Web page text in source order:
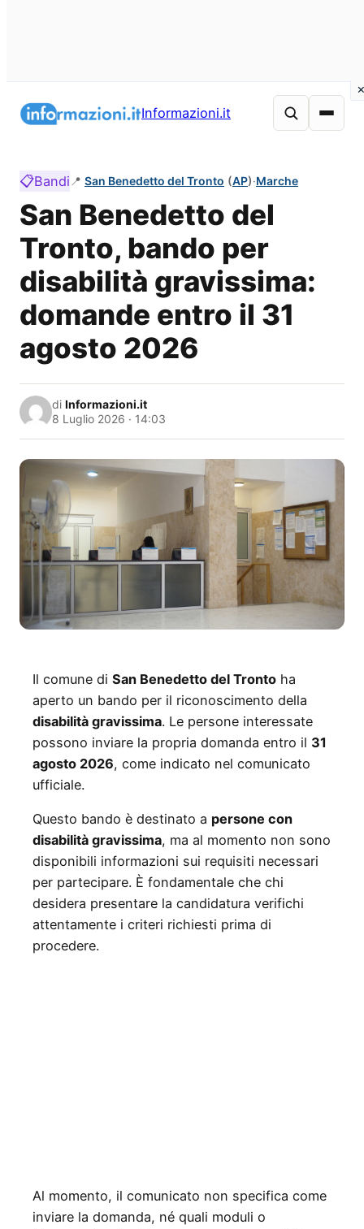
Informazioni.it
📋Bandi 📍 San Benedetto del Tronto (AP)·Marche
San Benedetto del
Tronto, bando per
disabilità gravissima:
domande entro il 31
agosto 2026
di Informazioni.it
8 Luglio 2026 · 14:03
Il comune di San Benedetto del Tronto ha
aperto un bando per il riconoscimento della
disabilità gravissima. Le persone interessate
possono inviare la propria domanda entro il 31
agosto 2026, come indicato nel comunicato
ufficiale.
Questo bando è destinato a persone con
disabilità gravissima, ma al momento non sono
disponibili informazioni sui requisiti necessari
per partecipare. È fondamentale che chi
desidera presentare la candidatura verifichi
attentamente i criteri richiesti prima di
procedere.
Al momento, il comunicato non specifica come
inviare la domanda, né quali moduli o